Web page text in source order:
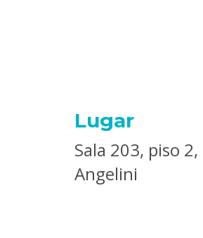
Lugar
Sala 203, piso
Angelini